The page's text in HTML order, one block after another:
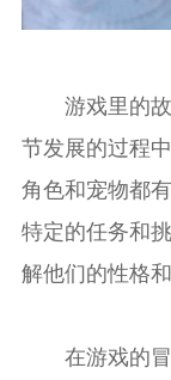
游戏里的故
节发展的过程
角色和宠物都
特定的任务和
解他们的性格和
在游戏的冒